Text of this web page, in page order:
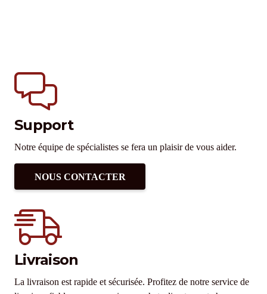
Support
Notre équipe de spécialistes se fera un plaisir de vous aider.
NOUS CONTACTER
Livraison
La livraison est rapide et sécurisée. Profitez de notre service de